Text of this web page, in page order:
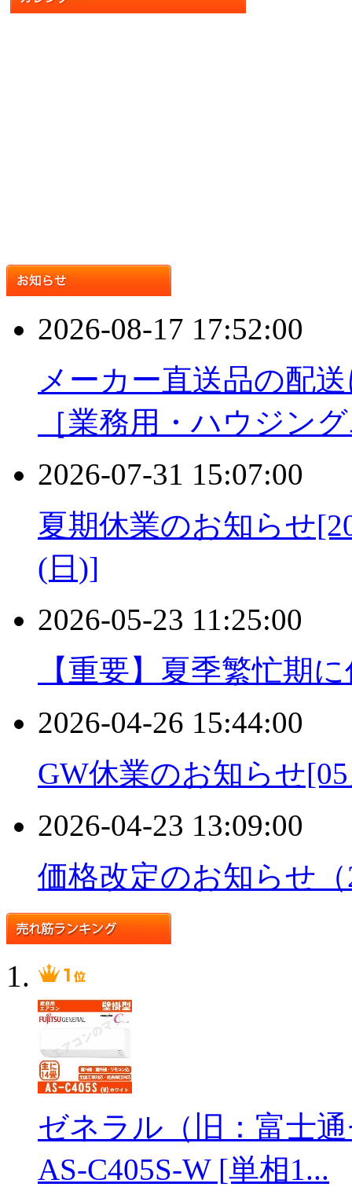
2026-08-17 17:52:00
メーカー直送品の配
［業務用・ハウジン
2026-07-31 15:07:00
夏期休業のお知らせ
(日)]
2026-05-23 11:25:00
【重要】夏季繁忙期
2026-04-26 15:44:00
GW休業のお知らせ
2026-04-23 13:09:00
価格改定のお知らせ
ゼネラル（旧：富士
AS-C405S-W [単相1...